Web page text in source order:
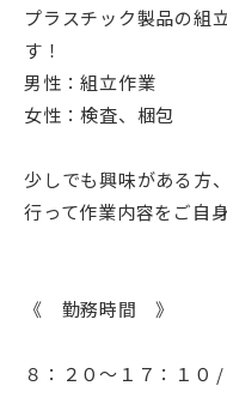
プラスチック製品の組
す！
男性：組立作業
女性：検査、梱包
少しでも興味がある方
行って作業内容をご自
《 勤務時間 》
８：２０～１７：１０